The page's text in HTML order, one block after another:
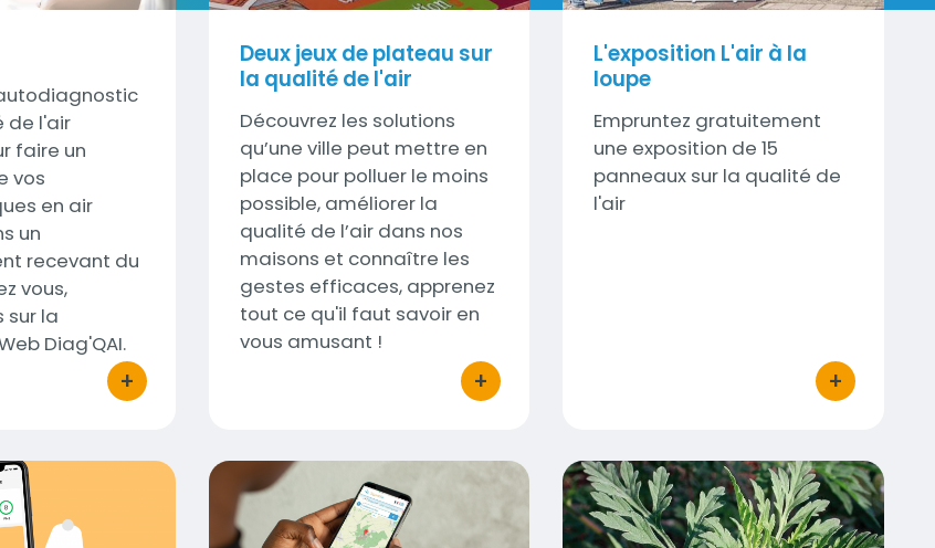
de l'air
faire un
vos
en air
un
recevant du
vous,
sur la
Diag'QAI.
+
bouton d'actions
Deux jeux de plateau sur
la qualité de l'air
Sous-
titre
Découvrez les solutions
qu’une ville peut mettre en
place pour polluer le moins
possible, améliorer la
qualité de l’air dans nos
maisons et connaître les
gestes efficaces, apprenez
tout ce qu'il faut savoir en
vous amusant !
+
bouton d'actions
L'exposition L'air à la
loupe
Sous-
titre
Empruntez gratuitement
une exposition de 15
panneaux sur la qualité de
l'air
+
bouton
Plateforme Signal'Air Signalement Ambroisie